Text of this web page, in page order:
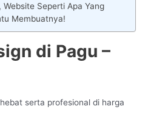
Seperti Apa Yang
Membuatnya!
di Pagu –
serta profesional di harga